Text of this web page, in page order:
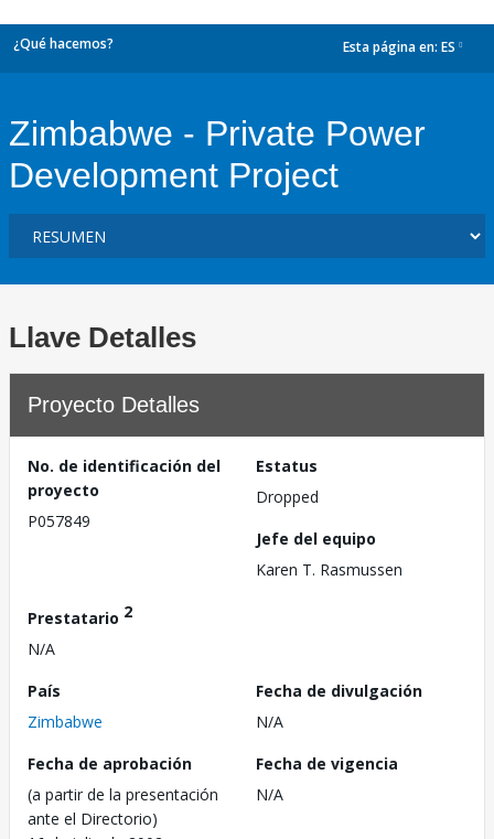
¿Qué hacemos? Esta página en: ES
Zimbabwe - Private Power
Development Project
Llave Detalles
Proyecto Detalles
No. de identificación del
proyecto
P057849
Estatus
Dropped
Jefe del equipo
Karen T. Rasmussen
Prestatario 2
N/A
País
Zimbabwe
Fecha de divulgación
N/A
Fecha de aprobación
(a partir de la presentación
ante el Directorio)
Fecha de vigencia
N/A